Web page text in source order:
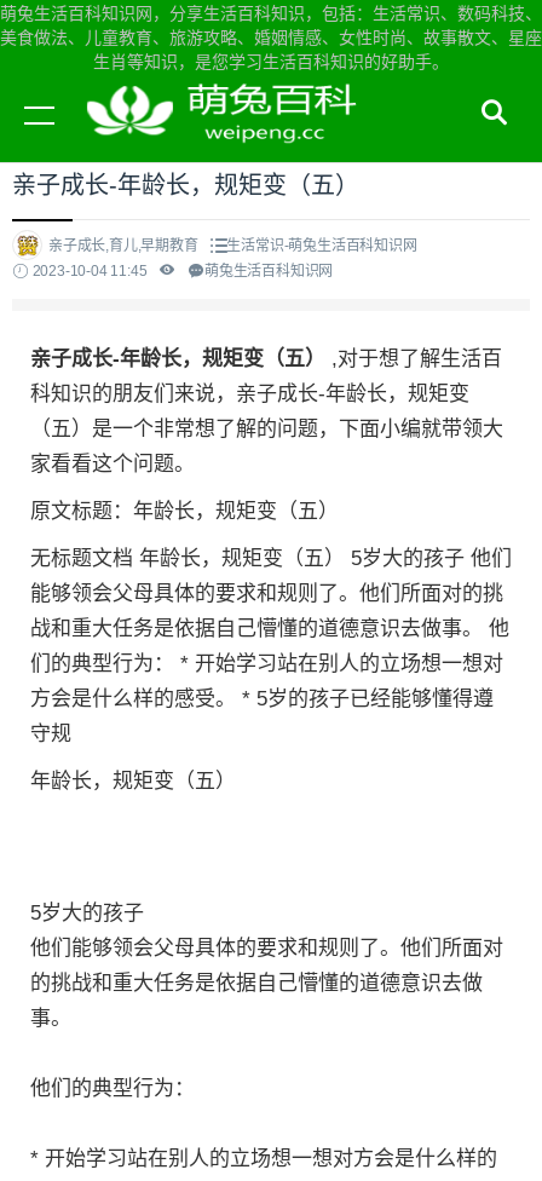
萌兔生活百科知识网，分享生活百科知识，包括：生活常识、数码科技、
美食做法、儿童教育、旅游攻略、婚姻情感、女性时尚、故事散文、星座
生肖等知识，是您学习生活百科知识的好助手。
当前位置： 萌兔生活百科知识网首页>生活常识
亲子成长-年龄长，规矩变（五）
亲子成长,育儿,早期教育
生活常识-萌兔生活百科知识网
2023-10-04 11:45
萌兔生活百科知识网
亲子成长-年龄长，规矩变（五） ,对于想了解生活百
科知识的朋友们来说，亲子成长-年龄长，规矩变
（五）是一个非常想了解的问题，下面小编就带领大
家看看这个问题。
原文标题：年龄长，规矩变（五）
无标题文档 年龄长，规矩变（五） 5岁大的孩子 他们
能够领会父母具体的要求和规则了。他们所面对的挑
战和重大任务是依据自己懵懂的道德意识去做事。 他
们的典型行为： * 开始学习站在别人的立场想一想对
方会是什么样的感受。 * 5岁的孩子已经能够懂得遵
守规
年龄长，规矩变（五）
5岁大的孩子
他们能够领会父母具体的要求和规则了。他们所面对
的挑战和重大任务是依据自己懵懂的道德意识去做
事。
他们的典型行为：
* 开始学习站在别人的立场想一想对方会是什么样的